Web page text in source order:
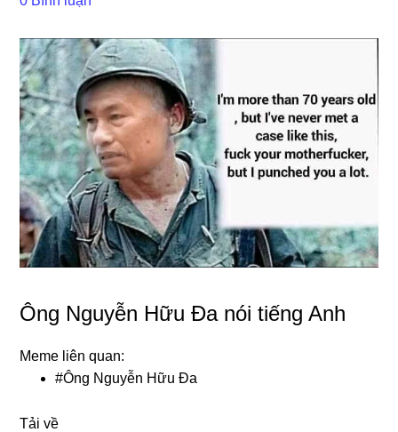
Ông Nguyễn Hữu Đa nói tiếng Anh
Meme liên quan:
#Ông Nguyễn Hữu Đa
Tải về